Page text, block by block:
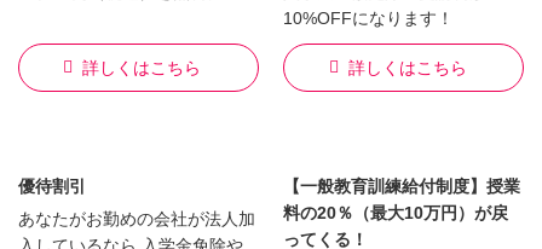
詳しくはこちら
10%OFFになります！
詳しくはこちら
優待割引
あなたがお勤めの会社が法人加
【一般教育訓練給付制度】授業
料の20％（最大10万円）が戻
ってくる！